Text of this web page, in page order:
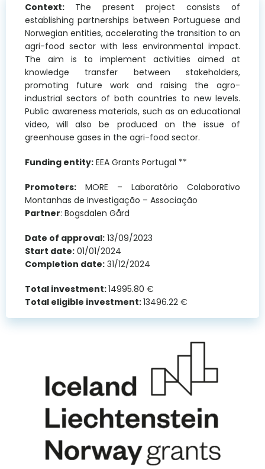
Context: The present project consists of
establishing partnerships between Portuguese and
Norwegian entities, accelerating the transition to an
agri-food sector with less environmental impact.
The aim is to implement activities aimed at
knowledge transfer between stakeholders,
promoting future work and raising the agro-
industrial sectors of both countries to new levels.
Public awareness materials, such as an educational
video, will also be produced on the issue of
greenhouse gases in the agri-food sector.
Funding entity: EEA Grants Portugal **
Promoters: MORE – Laboratório Colaborativo
Montanhas de Investigação – Associação
Partner: Bogsdalen Gård
Date of approval: 13/09/2023
Start date: 01/01/2024
Completion date: 31/12/2024
Total investment:14995.80 €
Total eligible investment:13496.22 €